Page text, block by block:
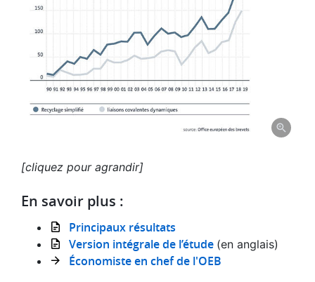
[cliquez pour agrandir]
En savoir plus :
Principaux résultats
Version intégrale de l’étude (en anglais)
Économiste en chef de l'OEB